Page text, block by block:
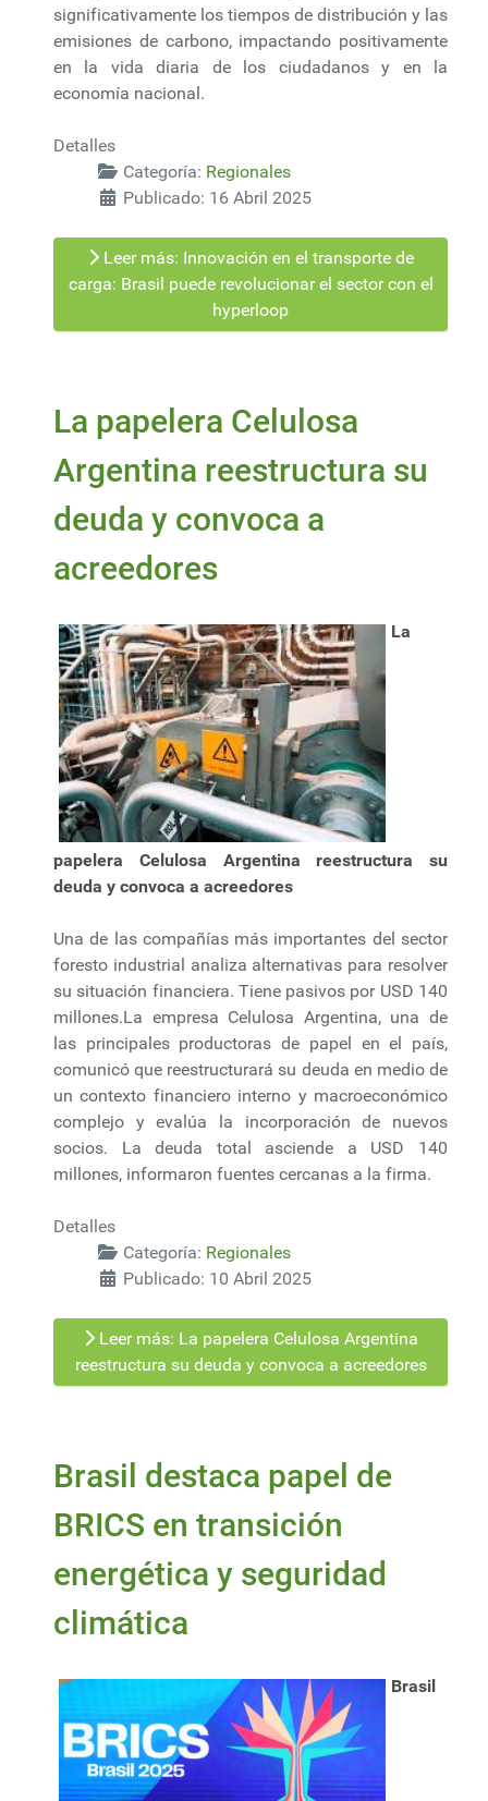
significativamente los tiempos de distribución y las
emisiones de carbono, impactando positivamente
en la vida diaria de los ciudadanos y en la
economía nacional.
Detalles
Categoría: Regionales
Publicado: 16 Abril 2025
Leer más: Innovación en el transporte de
carga: Brasil puede revolucionar el sector con el
hyperloop
La papelera Celulosa
Argentina reestructura su
deuda y convoca a
acreedores
La
papelera Celulosa Argentina reestructura su
deuda y convoca a acreedores
Una de las compañías más importantes del sector
foresto industrial analiza alternativas para resolver
su situación financiera. Tiene pasivos por USD 140
millones.La empresa Celulosa Argentina, una de
las principales productoras de papel en el país,
comunicó que reestructurará su deuda en medio de
un contexto financiero interno y macroeconómico
complejo y evalúa la incorporación de nuevos
socios. La deuda total asciende a USD 140
millones, informaron fuentes cercanas a la firma.
Detalles
Categoría: Regionales
Publicado: 10 Abril 2025
Leer más: La papelera Celulosa Argentina
reestructura su deuda y convoca a acreedores
Brasil destaca papel de
BRICS en transición
energética y seguridad
climática
Brasil